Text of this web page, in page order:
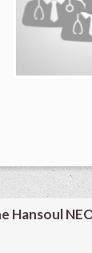
Hansoul